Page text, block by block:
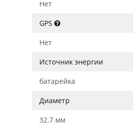
Нет
GPS
Нет
Источник энергии
батарейка
Диаметр
32.7 мм